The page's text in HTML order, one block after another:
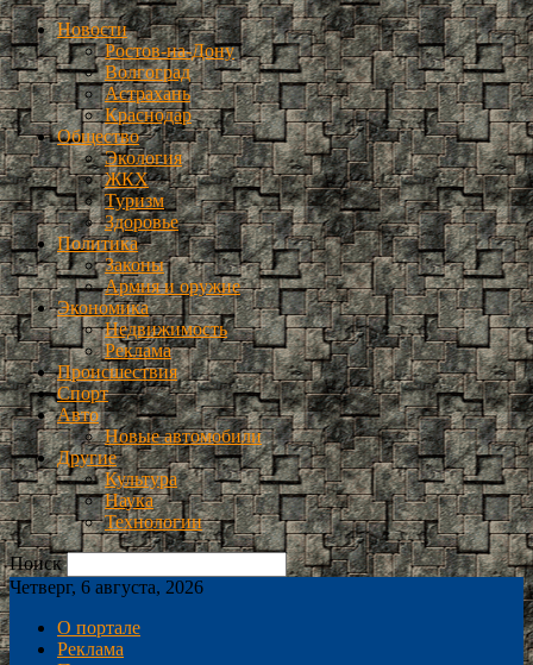
Новости
Ростов-на-Дону
Волгоград
Астрахань
Краснодар
Общество
Экология
ЖКХ
Туризм
Здоровье
Политика
Законы
Армия и оружие
Экономика
Недвижимость
Реклама
Происшествия
Спорт
Авто
Новые автомобили
Другие
Культура
Наука
Технологии
Поиск
Четверг, 6 августа, 2026
О портале
Реклама